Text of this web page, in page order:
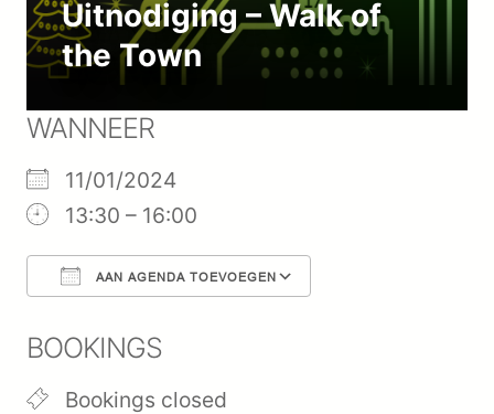
Uitnodiging – Walk of
the Town
WANNEER
11/01/2024
13:30 – 16:00
AAN AGENDA TOEVOEGEN
BOOKINGS
Bookings closed